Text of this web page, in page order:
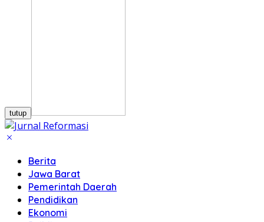
tutup
Berita
Jawa Barat
Pemerintah Daerah
Pendidikan
Ekonomi